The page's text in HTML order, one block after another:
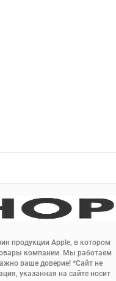
продукции Apple, в котором
компании. Мы работаем
ваше доверие! *Сайт не
указанная на сайте носит